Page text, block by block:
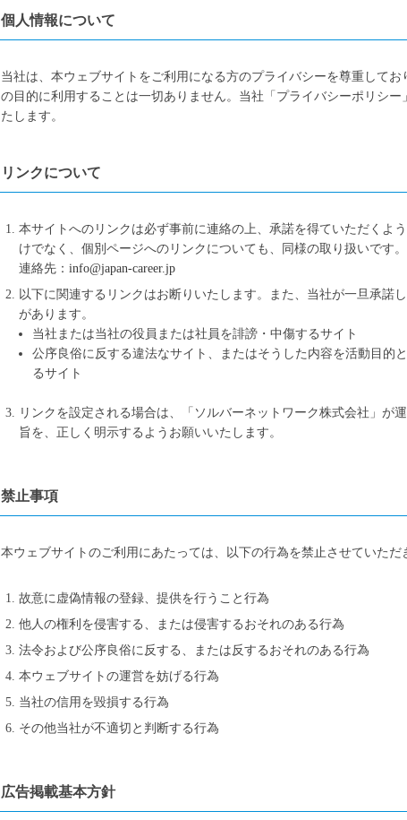
個人情報について
当社は、本ウェブサイトをご利用になる方のプライバシーを尊重して
の目的に利用することは一切ありません。当社「プライバシーポリシ
たします。
リンクについて
本サイトへのリンクは必ず事前に連絡の上、承諾を得ていただくよ
けでなく、個別ページへのリンクについても、同様の取り扱いです。
連絡先： info@japan-career.jp
以下に関連するリンクはお断りいたします。また、当社が一旦承諾
があります。
当社または当社の役員または社員を誹謗・中傷するサイト
公序良俗に反する違法なサイト、またはそうした内容を活動目的
るサイト
リンクを設定される場合は、「ソルバーネットワーク株式会社」が
旨を、正しく明示するようお願いいたします。
禁止事項
本ウェブサイトのご利用にあたっては、以下の行為を禁止させていただ
故意に虚偽情報の登録、提供を行うこと行為
他人の権利を侵害する、または侵害するおそれのある行為
法令および公序良俗に反する、または反するおそれのある行為
本ウェブサイトの運営を妨げる行為
当社の信用を毀損する行為
その他当社が不適切と判断する行為
広告掲載基本方針